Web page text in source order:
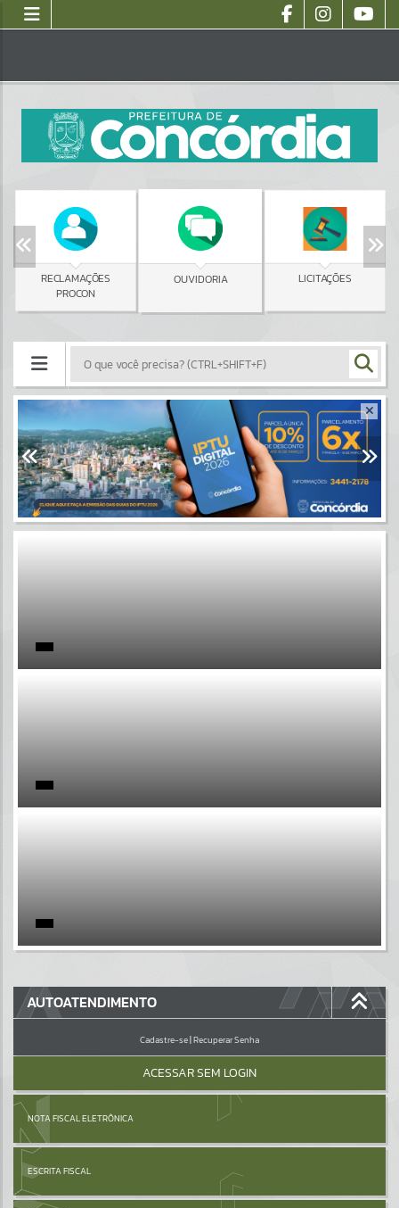
RECLAMAÇÕES
PROCON
OUVIDORIA LICITAÇÕES
Portais
Por favor, aguarde...
Por favor, aguarde...
Por favor, aguarde...
GALERIAS
Por favor, aguarde...
AUTOATENDIMENTO
Cadastre-se|Recuperar Senha
ACESSAR SEM LOGIN
NOTA FISCAL ELETRÔNICA
ESCRITA FISCAL